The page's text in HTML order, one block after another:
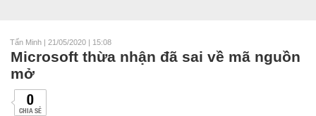
Tấn Minh | 21/05/2020 | 15:08
Microsoft thừa nhận đã sai về mã nguồn
mở
0
CHIA SẺ